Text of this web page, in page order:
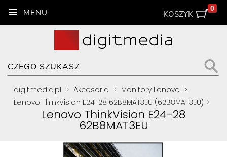
KOSZYK
0
digitmedia.pl > Akcesoria > Monitory Lenovo >
Lenovo ThinkVision E24-28 62B8MAT3EU (62B8MAT3EU) >
Lenovo ThinkVision E24-28
62B8MAT3EU